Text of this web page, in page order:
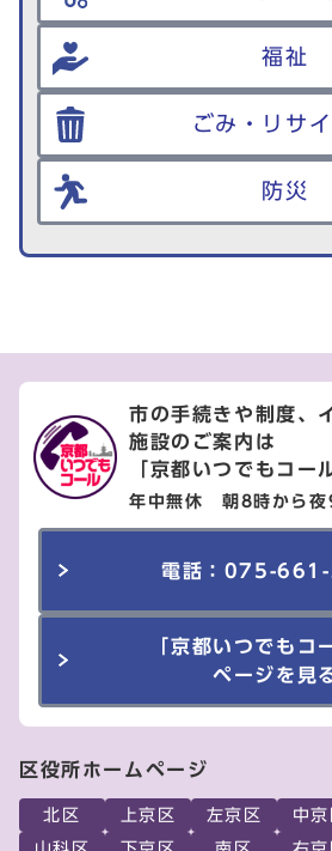
福祉
ごみ・リサ
防災
市の手続きや制度、
施設のご案内は
「京都いつでもコー
年中無休 朝8時から夜
電話：075-
「京都いつでもコ
ページを見
区役所ホームページ
北区 上京区 左京区 中京